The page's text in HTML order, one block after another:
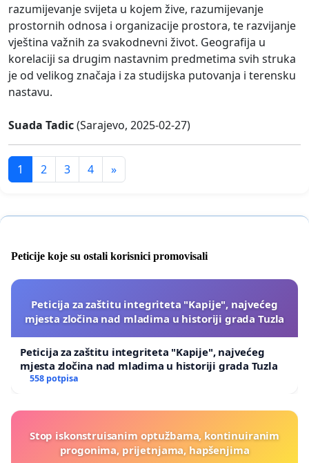
razumijevanje svijeta u kojem žive, razumijevanje
prostornih odnosa i organizacije prostora, te razvijanje
vještina važnih za svakodnevni život. Geografija u
korelaciji sa drugim nastavnim predmetima svih struka
je od velikog značaja i za studijska putovanja i terensku
nastavu.
Suada Tadic(Sarajevo, 2025-02-27)
1 2 3 4 »
Peticije koje su ostali korisnici promovisali
Peticija za zaštitu integriteta "Kapije", najvećeg
mjesta zločina nad mladima u historiji grada Tuzla
Peticija za zaštitu integriteta "Kapije", najvećeg
mjesta zločina nad mladima u historiji grada Tuzla
558 potpisa
Stop iskonstruisanim optužbama, kontinuiranim
progonima, prijetnjama, hapšenjima